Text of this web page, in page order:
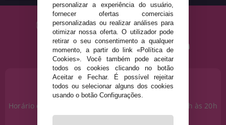
PRECISA DE AJUDA?
915 793 695
Horário de segunda a sexta das 10h às 14h e das 17h às 20h
personalizar a experiência do usuário,
fornecer ofertas comerciais
personalizadas ou realizar análises para
otimizar nossa oferta. O utilizador pode
retirar o seu consentimento a qualquer
momento, a partir do link «Política de
Cookies». Você também pode aceitar
todos os cookies clicando no botão
Aceitar e Fechar. É possível rejeitar
todos ou selecionar alguns dos cookies
usando o botão Configurações.